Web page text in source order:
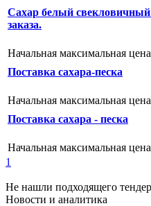
Сахар белый свекловичный
заказа.
Начальная максимальная
Поставка сахара-песка
Начальная максимальная
Поставка сахара - песка
Начальная максимальная
1
Не нашли подходящего
Новости и аналитика